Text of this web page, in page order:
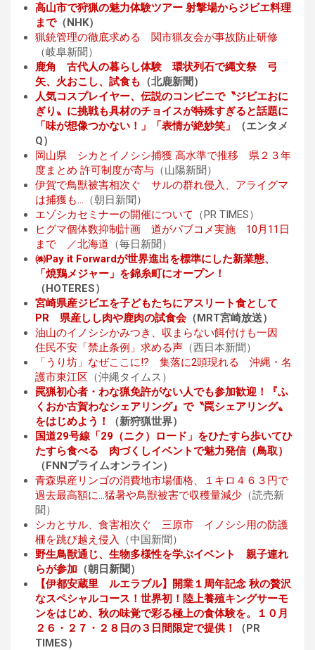
高山市で狩猟の魅力体験ツアー 射撃場からジビエ料理
まで（NHK）
猟銃管理の徹底求める 関市猟友会が事故防止研修
（岐阜新聞）
鹿角 古代人の暮らし体験 環状列石で縄文祭 弓
矢、火おこし、試食も （北鹿新聞）
人気コスプレイヤー、伝説のコンビニで〝ジビエおに
ぎり〟に挑戦も具材のチョイスが特殊すぎると話題に
「味が想像つかない！」「表情が絶妙笑」
（エンタメ
Q）
岡山県 シカとイノシシ捕獲 高水準で推移 県２３年
度まとめ 許可制度が寄与 （山陽新聞）
伊賀で鳥獣被害相次ぐ サルの群れ侵入、アライグマ
は捕獲も… （朝日新聞）
エゾシカセミナーの開催について
（PR TIMES）
ヒグマ個体数抑制計画 道がパブコメ実施 10月11日
まで ／北海道 （毎日新聞）
㈱Pay it Forwardが世界進出を標準にした新業態、
「焼鶏メジャー」を錦糸町にオープン！
（HOTERES）
宮崎県産ジビエを子どもたちにアスリート食として
PR 県産しし肉や鹿肉の試食会（MRT宮崎放送）
油山のイノシシかみつき、収まらない餌付けも一因
住民不安「禁止条例」求める声 （西日本新聞）
「うり坊」なぜここに!? 集落に2頭現れる 沖縄・名
護市東江区 （沖縄タイムス）
罠猟初心者・わな猟免許がない人でも参加歓迎！『ふ
くおか古賀わなシェアリング』で〝罠シェアリング〟
をはじめよう！
（新狩猟世界）
国道29号線「29（ニク）ロード」をひたすら歩いてひ
たすら食べる 肉づくしイベントで魅力発信（鳥取）
（FNNプライムオンライン）
青森県産リンゴの消費地市場価格、１キロ４６３円で
過去最高額に…猛暑や鳥獣被害で収穫量減少 （読売新
聞）
シカとサル、食害相次ぐ 三原市 イノシシ用の防護
柵を跳び越え侵入
（中国新聞）
野生鳥獣通じ、生物多様性を学ぶイベント 親子連れ
らが参加 （朝日新聞）
【伊都安蔵里 ルエラブル】開業１周年記念 秋の贅沢
なスペシャルコース！世界初！陸上養殖キングサーモ
ンをはじめ、秋の味覚で彩る極上の食体験を。１０月
２６・２７・２８日の３日間限定で提供！
（PR
TIMES）